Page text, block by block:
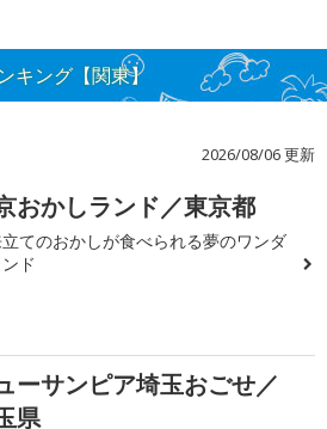
キング【関東】
2026/08/06 更新
おかしランド／東京都
てのおかしが食べられる夢のワンダ
ド
ーサンピア埼玉おごせ／
県